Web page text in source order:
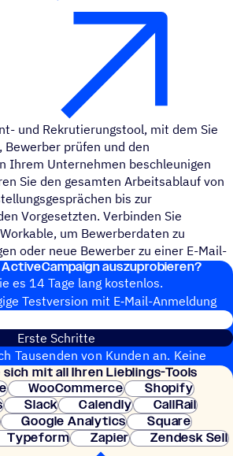
und Rekrutierungstool, mit dem Sie
prüfen und den
Ihrem Unternehmen beschleunigen
Sie den gesamten Arbeitsablauf von
bis zur
Vorgesetzten. Verbinden Sie
um Bewerberdaten zu
oder neue Bewerber zu einer E-Mail-
auszuprobieren?
es 14 Tage lang kostenlos.
Test­ver­sion mit E‑Mail-Anmel­dung
Erste Schritte
Tausenden von Kunden an. Keine
Sofortige Einrichtung.
mit all Ihren Lieblings-Tools
WooCommerce
Shopify
Slack Calendly
CallRail
Google Analytics
Square
Typeform Zapier Zendesk Sell